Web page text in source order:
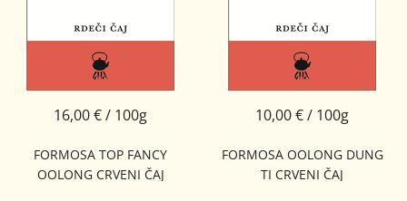
FORMOSA TOP FANCY
OOLONG CRVENI ČAJ
16,00 € / 100g
FORMOSA OOLONG DUNG
TI CRVENI ČAJ
10,00 € / 100g